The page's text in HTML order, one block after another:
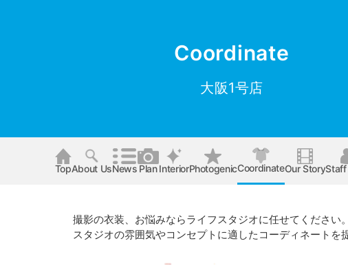
Coordinate
大阪1号店
TopAbout UsNews PlanInteriorPhotogenicCoordinateOur StoryStaff
撮影の衣装、お悩みならライフスタジオに任せてください。
スタジオの雰囲気やコンセプトに適したコーディネートを